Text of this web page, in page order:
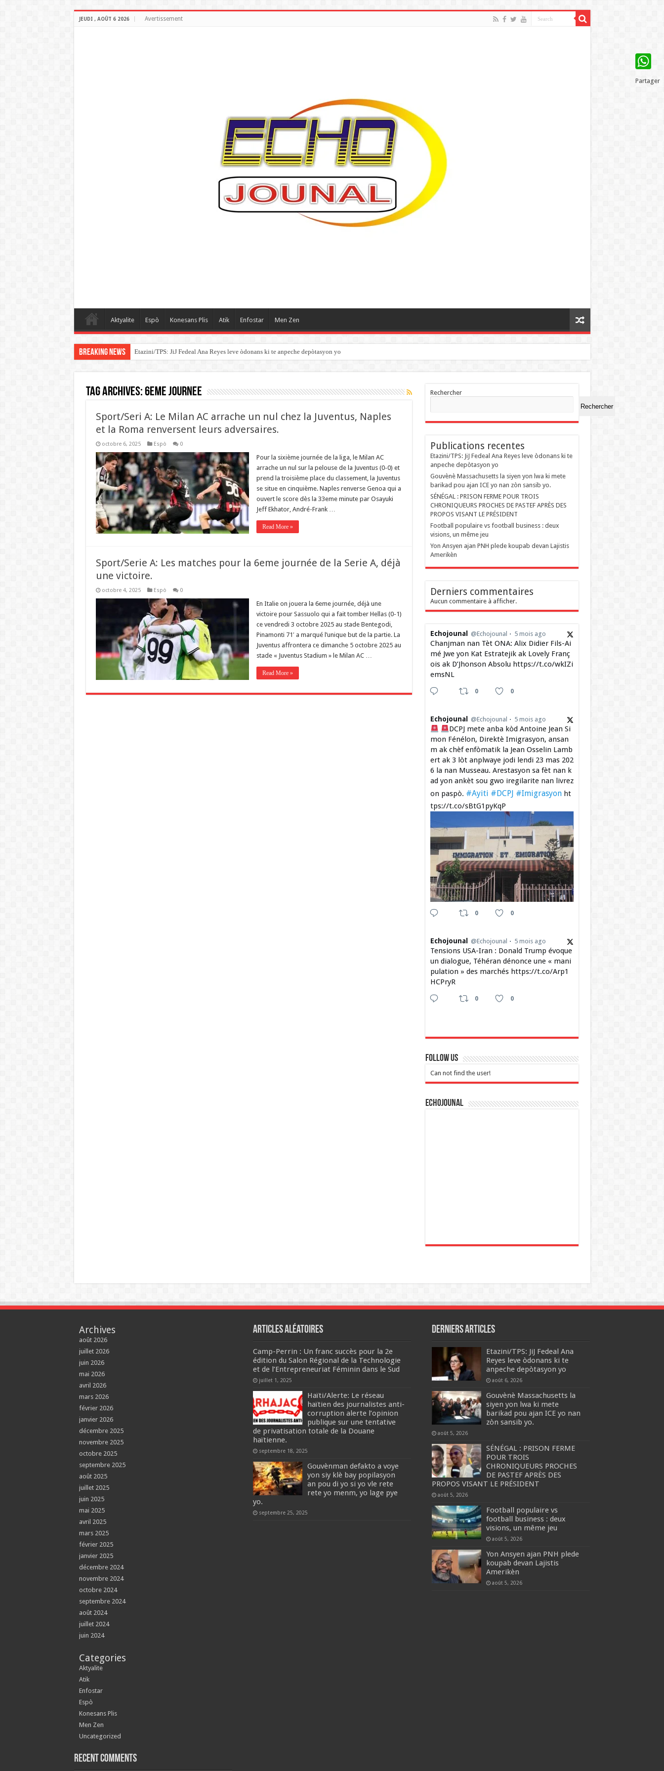
JEUDI , AOÛT 6 2026 Avertissement
Aktyalite Espò Konesans Plis Atik Enfostar Men Zen
Breaking News Etazini/TPS: JiJ Fedeal Ana Reyes leve òdonans ki te anpeche depòtasyon yo
Tag Archives:6eme journee
Sport/Seri A: Le Milan AC arrache un nul chez la Juventus, Naples
et la Roma renversent leurs adversaires.
octobre 6, 2025 Espò 0
Pour la sixième journée de la liga, le Milan AC
arrache un nul sur la pelouse de la Juventus (0-0) et
prend la troisième place du classement, la Juventus
se situe en cinquième. Naples renverse Genoa qui a
ouvert le score dès la 33eme minute par Osayuki
Jeff Ekhator, André-Frank …
Read More »
Sport/Serie A: Les matches pour la 6eme journée de la Serie A, déjà
une victoire.
octobre 4, 2025 Espò 0
En Italie on jouera la 6eme journée, déjà une
victoire pour Sassuolo qui a fait tomber Hellas (0-1)
ce vendredi 3 octobre 2025 au stade Bentegodi,
Pinamonti 71′ a marqué l’unique but de la partie. La
Juventus affrontera ce dimanche 5 octobre 2025 au
stade « Juventus Stadium » le Milan AC …
Read More »
Rechercher
Rechercher
Publications recentes
Etazini/TPS: JiJ Fedeal Ana Reyes leve òdonans ki te
anpeche depòtasyon yo
Gouvènè Massachusetts la siyen yon lwa ki mete
barikad pou ajan ICE yo nan zòn sansib yo.
SÉNÉGAL : PRISON FERME POUR TROIS
CHRONIQUEURS PROCHES DE PASTEF APRÈS DES
PROPOS VISANT LE PRÉSIDENT
Football populaire vs football business : deux
visions, un même jeu
Yon Ansyen ajan PNH plede koupab devan Lajistis
Amerikèn
Derniers commentaires
Aucun commentaire à afficher.
Echojounal @Echojounal 5 mois ago
Chanjman nan Tèt ONA: Alix Didier Fils-Ai
mé Jwe yon Kat Estratejik ak Lovely Franç
ois ak D’Jhonson Absolu https://t.co/wkIZi
emsNL
0 0
Echojounal @Echojounal 5 mois ago
DCPJ mete anba kòd Antoine Jean Si
mon Fénélon, Direktè Imigrasyon, ansan
m ak chèf enfòmatik la Jean Osselin Lamb
ert ak 3 lòt anplwaye jodi lendi 23 mas 202
6 la nan Musseau. Arestasyon sa fèt nan k
ad yon ankèt sou gwo iregilarite nan livrez
on paspò. #Ayiti #DCPJ #Imigrasyonht
tps://t.co/sBtG1pyKqP
0 0
Echojounal @Echojounal 5 mois ago
Tensions USA-Iran : Donald Trump évoque
un dialogue, Téhéran dénonce une « mani
pulation » des marchés https://t.co/Arp1
HCPryR
0 0
Follow Us
Can not find the user!
Echojounal
Archives
août 2026
juillet 2026
juin 2026
mai 2026
avril 2026
mars 2026
février 2026
janvier 2026
décembre 2025
novembre 2025
octobre 2025
septembre 2025
août 2025
juillet 2025
juin 2025
mai 2025
avril 2025
mars 2025
février 2025
janvier 2025
décembre 2024
novembre 2024
octobre 2024
septembre 2024
août 2024
juillet 2024
juin 2024
Categories
Aktyalite
Atik
Enfostar
Espò
Konesans Plis
Men Zen
Uncategorized
Recent Comments
Articles aléatoires
Camp-Perrin : Un franc succès pour la 2e
édition du Salon Régional de la Technologie
et de l’Entrepreneuriat Féminin dans le Sud
juillet 1, 2025
Haïti/Alerte: Le réseau
haïtien des journalistes anti-
corruption alerte l’opinion
publique sur une tentative
de privatisation totale de la Douane
haïtienne.
septembre 18, 2025
Gouvènman defakto a voye
yon siy klè bay popilasyon
an pou di yo si yo vle rete
rete yo menm, yo lage pye
yo.
septembre 25, 2025
Derniers articles
Etazini/TPS: JiJ Fedeal Ana
Reyes leve òdonans ki te
anpeche depòtasyon yo
août 6, 2026
Gouvènè Massachusetts la
siyen yon lwa ki mete
barikad pou ajan ICE yo nan
zòn sansib yo.
août 5, 2026
SÉNÉGAL : PRISON FERME
POUR TROIS
CHRONIQUEURS PROCHES
DE PASTEF APRÈS DES
PROPOS VISANT LE PRÉSIDENT
août 5, 2026
Football populaire vs
football business : deux
visions, un même jeu
août 5, 2026
Yon Ansyen ajan PNH plede
koupab devan Lajistis
Amerikèn
août 5, 2026
WhatsApp
Partager